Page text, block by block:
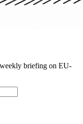
briefing on EU-